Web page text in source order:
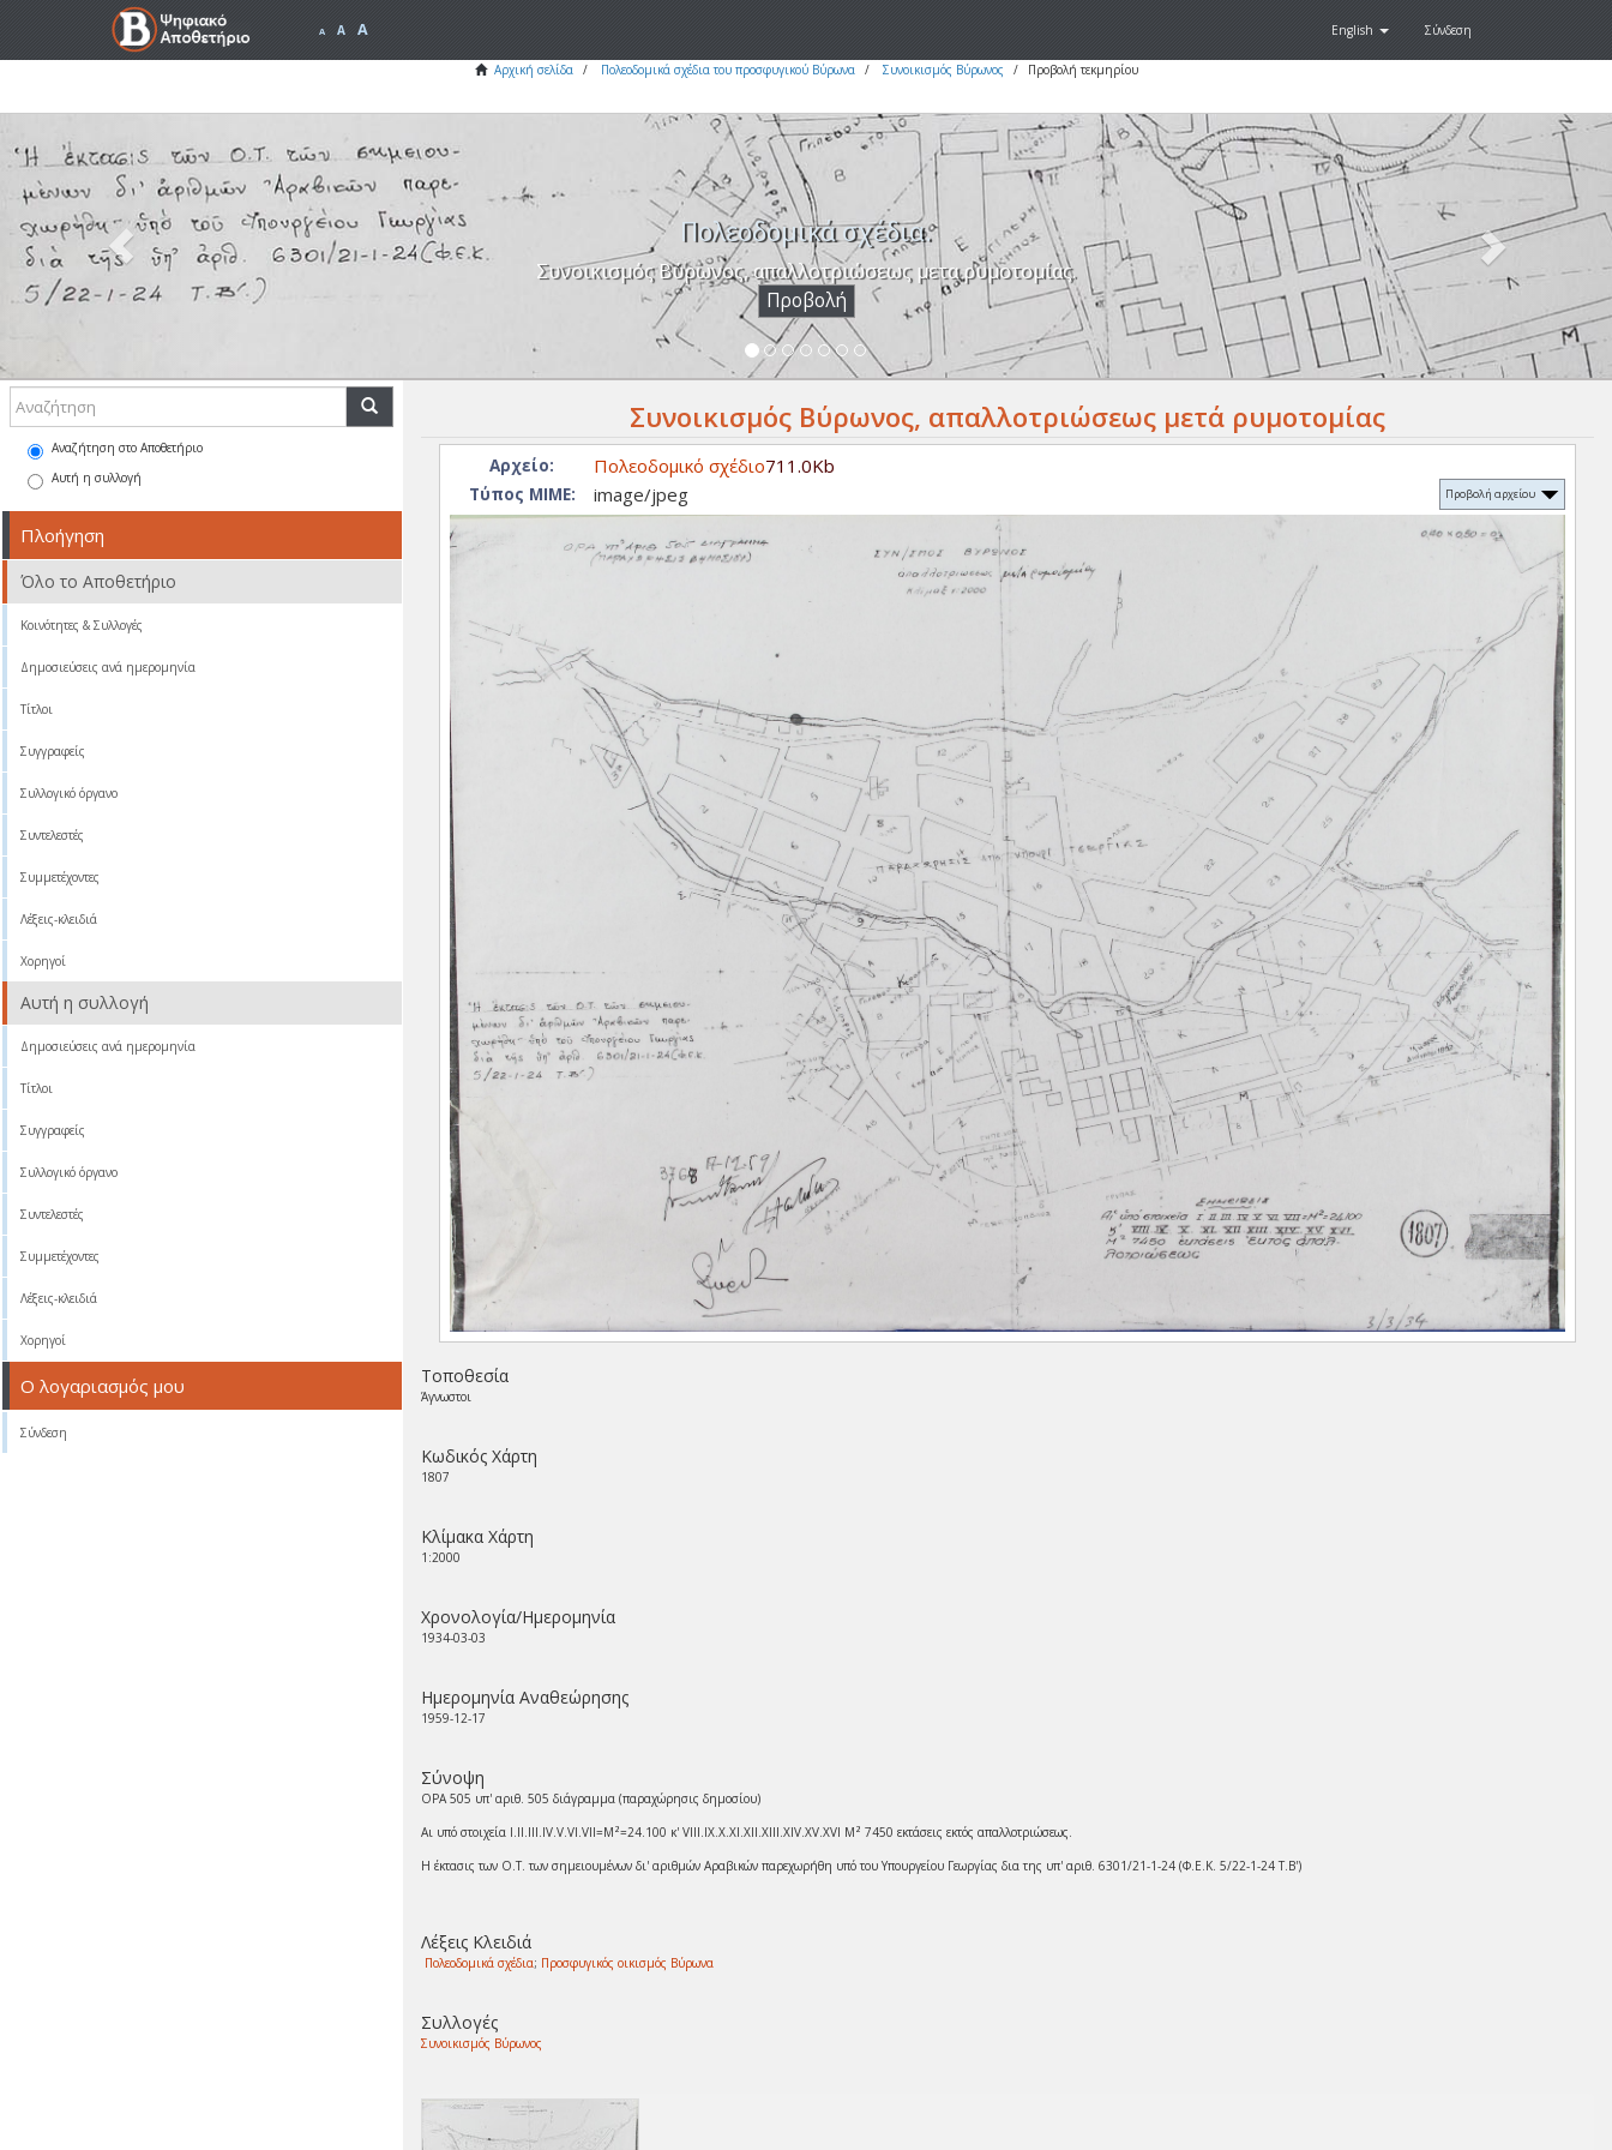
A A A English Σύνδεση
Αρχική σελίδα Πολεοδομικά σχέδια του προσφυγικού Βύρωνα Συνοικισμός Βύρωνος Προβολή τεκμηρίου
Πολεοδομικά σχέδια.
Συνοικισμός Βύρωνος, απαλλοτριώσεως μετα ρυμοτομίας.
Προβολή
Next
Συνοικισμός Βύρωνος, απαλλοτριώσεως μετά ρυμοτομίας
Αρχείο: Πολεοδομικό σχέδιο711.0Kb
Προβολή αρχείου
Τύπος ΜΙΜΕ: image/jpeg
Τοποθεσία
Άγνωστοι
Κωδικός Χάρτη
1807
Κλίμακα Χάρτη
1:2000
Χρονολογία/Ημερομηνία
1934-03-03
Ημερομηνία Αναθεώρησης
1959-12-17
Σύνοψη
ΟΡΑ 505 υπ' αριθ. 505 διάγραμμα (παραχώρησις δημοσίου)
Αι υπό στοιχεία I.II.III.IV.V.VI.VII=Μ²=24.100 κ' VIII.IX.X.XI.XII.XIII.XIV.XV.XVI Μ² 7450 εκτάσεις εκτός απαλλοτριώσεως.
Η έκτασις των Ο.Τ. των σημειουμένων δι' αριθμών Αραβικών παρεχωρήθη υπό του Υπουργείου Γεωργίας δια της υπ' αριθ. 6301/21-1-24 (Φ.Ε.Κ. 5/22-1-24 Τ.Β')
Λέξεις Κλειδιά
Πολεοδομικά σχέδια; Προσφυγικός οικισμός Βύρωνα
Συλλογές
Συνοικισμός Βύρωνος
Αναζήτηση στο Αποθετήριο
Αυτή η συλλογή
Πλοήγηση
Όλο το Αποθετήριο
Κοινότητες & Συλλογές
Δημοσιεύσεις ανά ημερομηνία
Τίτλοι
Συγγραφείς
Συλλογικό όργανο
Συντελεστές
Συμμετέχοντες
Λέξεις-κλειδιά
Χορηγοί
Αυτή η συλλογή
Δημοσιεύσεις ανά ημερομηνία
Τίτλοι
Συγγραφείς
Συλλογικό όργανο
Συντελεστές
Συμμετέχοντες
Λέξεις-κλειδιά
Χορηγοί
Ο λογαριασμός μου
Σύνδεση